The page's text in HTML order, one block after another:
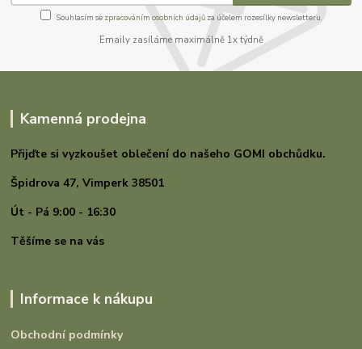
Souhlasím se zpracováním osobních údajůza účelem rozesílky newsletteru.
Emaily zasíláme maximálně 1x týdně
Kamenná prodejna
Přijďte si vyzkoušet oblečení do našeho GOMI obchůdku.
Špidrova 47,Vimperk 38501
Út - Pá 9:00 - 16:30
Těšíme se na vás
Informace k nákupu
Obchodní podmínky